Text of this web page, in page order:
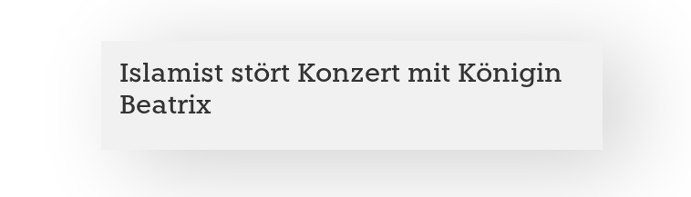
Islamist stört Konzert mit Königin
Beatrix